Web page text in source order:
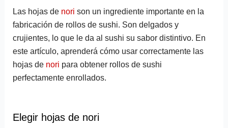
Las hojas de nori son un ingrediente importante en la
fabricación de rollos de sushi. Son delgados y
crujientes, lo que le da al sushi su sabor distintivo. En
este artículo, aprenderá cómo usar correctamente las
hojas de nori para obtener rollos de sushi
perfectamente enrollados.
Elegir hojas de nori